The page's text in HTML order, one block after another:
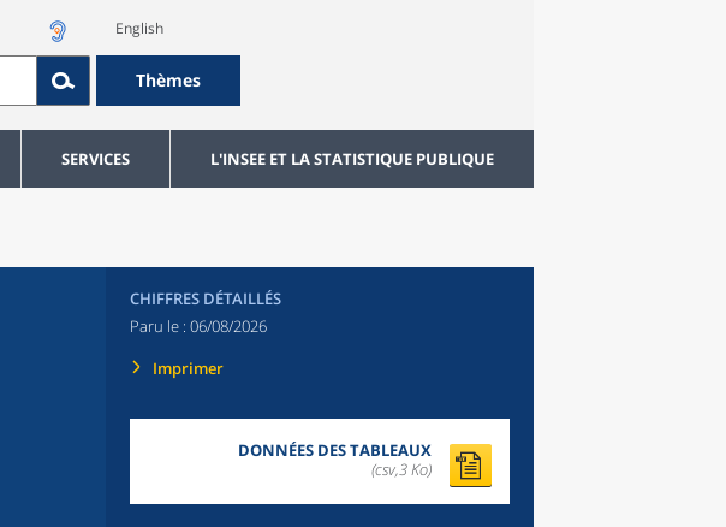
English
Thèmes
SERVICES L'INSEE ET LA STATISTIQUE PUBLIQUE
CHIFFRES DÉTAILLÉS
Paru le : 06/08/2026
Imprimer
DONNÉES DES TABLEAUX
(csv,3 Ko)